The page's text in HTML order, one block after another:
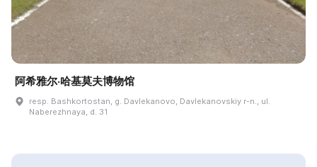
阿希雅尔·哈基莫夫博物馆
resp. Bashkortostan, g. Davlekanovo, Davlekanovskiy r-n., ul.
Naberezhnaya, d. 31